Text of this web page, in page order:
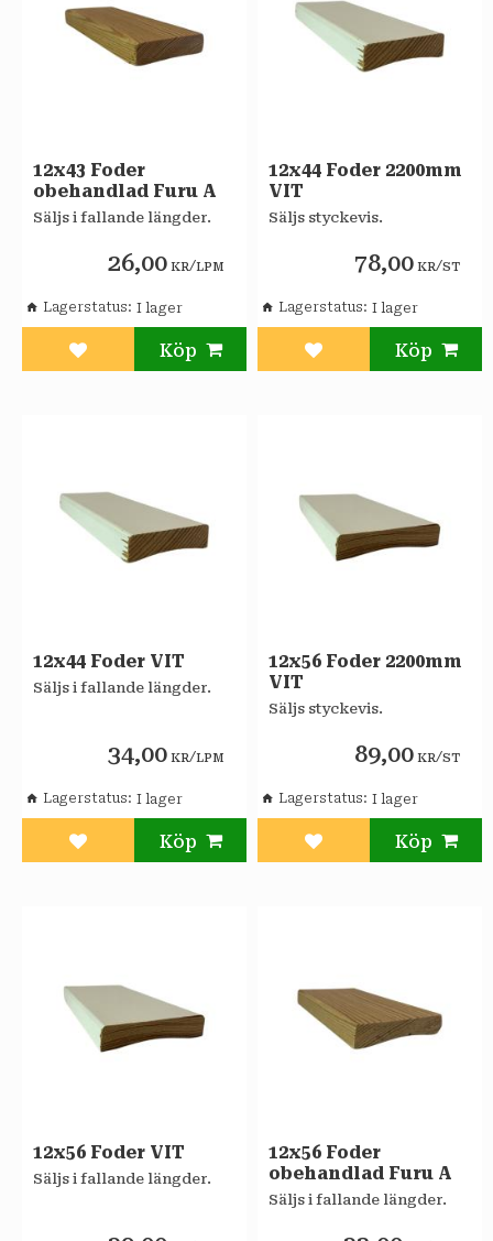
12x43 Foder
obehandlad Furu A
Säljs i fallande längder.
26,00 KR/LPM
Lägg till i favoriter
Lagerstatus
12x44 Foder 2200mm
VIT
Säljs styckevis.
78,00 KR/ST
Lägg till i favoriter
Lagerstatus
12x44 Foder VIT
Säljs i fallande längder.
34,00 KR/LPM
Lägg till i favoriter
Lagerstatus
12x56 Foder 2200mm
VIT
Säljs styckevis.
89,00 KR/ST
Lägg till i favoriter
Lagerstatus
12x56 Foder VIT
Säljs i fallande längder.
12x56 Foder
obehandlad Furu A
Säljs i fallande längder.